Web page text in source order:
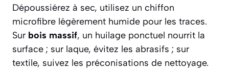
Dépoussiérez à sec, utilisez un chiffon
microfibre légèrement humide pour les traces.
Sur bois massif, un huilage ponctuel nourrit la
surface ; sur laque, évitez les abrasifs ; sur
textile, suivez les préconisations de nettoyage.